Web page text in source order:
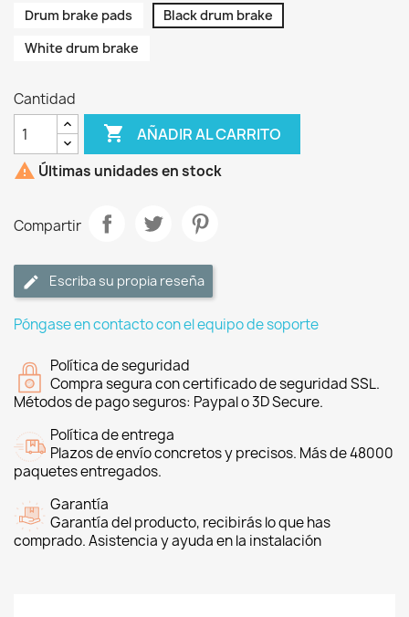
Drum brake pads
Black drum brake
White drum brake
Cantidad
 AÑADIR AL CARRITO
 Últimas unidades en stock
Compartir
Escriba su propia reseña
Póngase en contacto con el equipo de soporte
Política de seguridad
Compra segura con certificado de seguridad SSL.
Métodos de pago seguros: Paypal o 3D Secure.
Política de entrega
Plazos de envío concretos y precisos. Más de 48000
paquetes entregados.
Garantía
Garantía del producto, recibirás lo que has
comprado. Asistencia y ayuda en la instalación